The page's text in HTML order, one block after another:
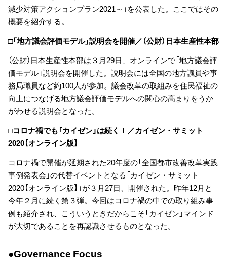
減少対策アクションプラン2021～」を公表した。ここではその
概要を紹介する。
□「地方議会評価モデル」説明会を開催／（公財）日本生産性本部
（公財）日本生産性本部は３月29日、オンラインで「地方議会評
価モデル」説明会を開催した。説明会には全国の地方議員や事
務局職員など約100人が参加。議会改革の取組みを住民福祉の
向上につなげる地方議会評価モデルへの関心の高まりをうか
がわせる説明会となった。
□コロナ禍でも「カイゼン」は続く！／カイゼン・サミット
2020【オンライン版】
コロナ禍で開催が延期された20年度の「全国都市改善改革実践
事例発表会」の代替イベントとなる「カイゼン・サミット
2020【オンライン版】」が３月27日、開催された。昨年12月と
今年２月に続く第３弾。今回はコロナ禍の中での取り組み事
例も紹介され、こういうときだからこそ「カイゼン」マインド
が大切であることを再認識させるものとなった。
●Governance Focus